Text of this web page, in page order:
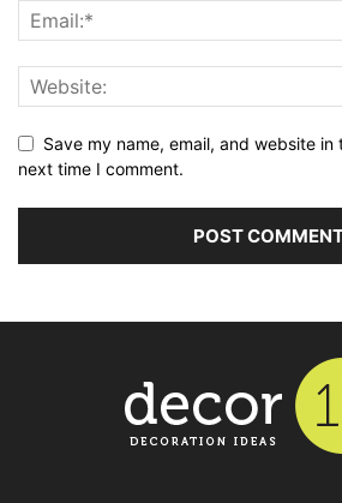
Save my name, email, and website
next time I comment.